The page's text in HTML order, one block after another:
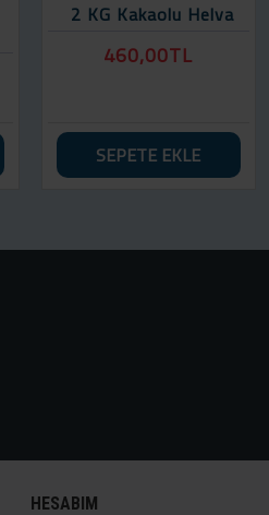
2 KG Kakaolu Helva
460,00TL
SEPETE EKLE
HESABIM